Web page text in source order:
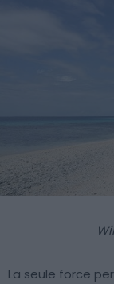
La seule force